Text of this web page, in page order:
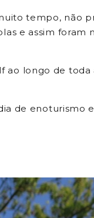
tempo, não
e assim foram
ao longo de toda
de enoturismo